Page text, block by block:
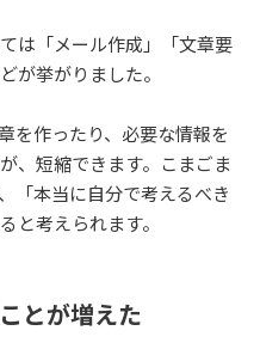
は「メール作成」「文章要
が挙がりました。
を作ったり、必要な情報を
、短縮できます。こまごま
「本当に自分で考えるべき
と考えられます。
とが増えた